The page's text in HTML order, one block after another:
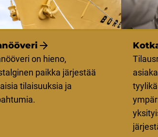
on hieno,
paikka järjestää
tilaisuuksia ja